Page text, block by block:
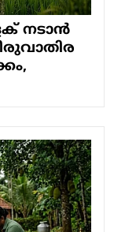
നടാന്‍